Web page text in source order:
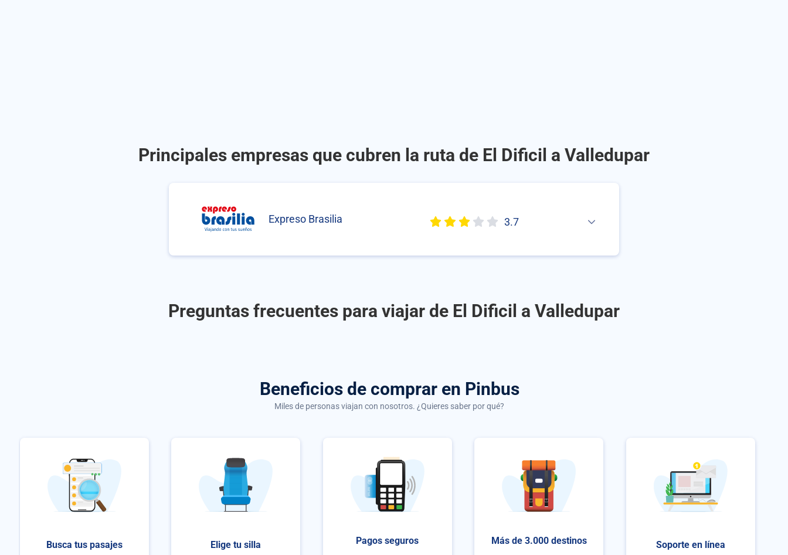
Principales empresas que cubren la ruta de El Dificil a Valledupar
Expreso Brasilia 3.7
Preguntas frecuentes para viajar de El Dificil a Valledupar
Beneficios de comprar en Pinbus
Miles de personas viajan con nosotros. ¿Quieres saber por qué?
Busca tus pasajes Elige tu silla Pagos seguros Más de 3.000 destinos Soporte en línea